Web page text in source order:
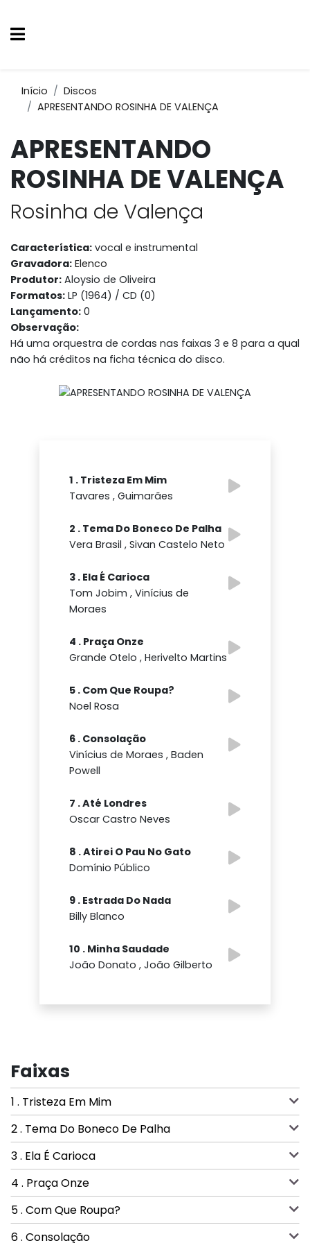
Início
Discos
APRESENTANDO ROSINHA DE VALENÇA
APRESENTANDO
ROSINHA DE VALENÇA
Rosinha de Valença
Característica: vocal e instrumental
Gravadora: Elenco
Produtor: Aloysio de Oliveira
Formatos: LP (1964) / CD (0)
Lançamento: 0
Observação:
Há uma orquestra de cordas nas faixas 3 e 8 para a qual
não há créditos na ficha técnica do disco.
1 . Tristeza Em Mim
Tavares , Guimarães
2 . Tema Do Boneco De Palha
Vera Brasil , Sivan Castelo Neto
3 . Ela É Carioca
Tom Jobim , Vinícius de
Moraes
4 . Praça Onze
Grande Otelo , Herivelto Martins
5 . Com Que Roupa?
Noel Rosa
6 . Consolação
Vinícius de Moraes , Baden
Powell
7 . Até Londres
Oscar Castro Neves
8 . Atirei O Pau No Gato
Domínio Público
9 . Estrada Do Nada
Billy Blanco
10 . Minha Saudade
João Donato , João Gilberto
Faixas
1 . Tristeza Em Mim
2 . Tema Do Boneco De Palha
3 . Ela É Carioca
4 . Praça Onze
5 . Com Que Roupa?
6 . Consolação